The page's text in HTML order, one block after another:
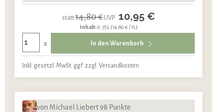
statt14,80 €UVP 10,95 €
Inhalt:0.75L (14,60 € / 1L)
x In den Warenkorb
Inkl. gesetzl. MwSt. ggf. zzgl. Versandkosten
von Michael Liebert 98 Punkte